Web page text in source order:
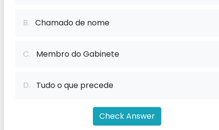
B. Chamado de nome
C. Membro do Gabinete
D. Tudo o que precede
Check Answer